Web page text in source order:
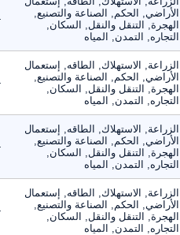
الأراضي, الحكم, الصناعة والتصنيع,
الهجرة, التنقل والنقل, السكان,
التجاره, التمدن, المياه
الزراعة, الاستهلاك, الطاقه, إستعمال
الأراضي, الحكم, الصناعة والتصنيع,
الهجرة, التنقل والنقل, السكان,
التجاره, التمدن, المياه
الزراعة, الاستهلاك, الطاقه, إستعمال
الأراضي, الحكم, الصناعة والتصنيع,
الهجرة, التنقل والنقل, السكان,
التجاره, التمدن, المياه
الزراعة, الاستهلاك, الطاقه, إستعمال
الأراضي, الحكم, الصناعة والتصنيع,
الهجرة, التنقل والنقل, السكان,
التجاره, التمدن, المياه